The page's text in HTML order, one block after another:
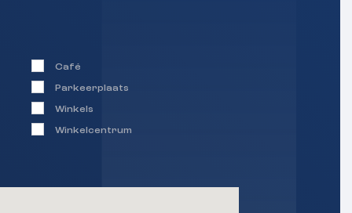
Café
Parkeerplaats
Winkels
Winkelcentrum